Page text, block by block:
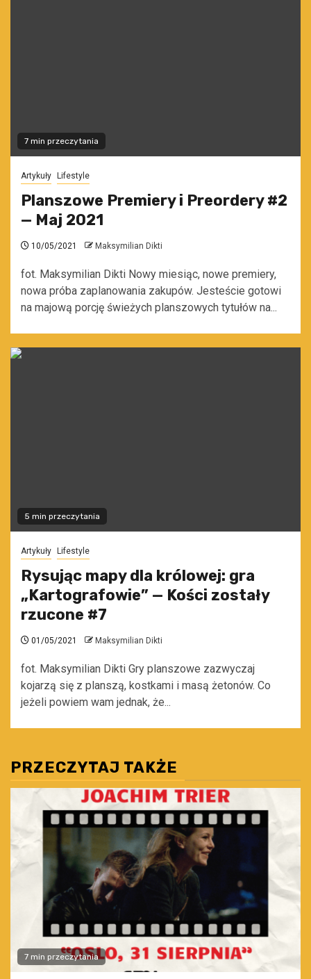
7 min przeczytania
Artykuły Lifestyle
Planszowe Premiery i Preordery #2
— Maj 2021
10/05/2021 Maksymilian Dikti
fot. Maksymilian Dikti Nowy miesiąc, nowe premiery,
nowa próba zaplanowania zakupów. Jesteście gotowi
na majową porcję świeżych planszowych tytułów na...
5 min przeczytania
Artykuły Lifestyle
Rysując mapy dla królowej: gra
„Kartografowie” — Kości zostały
rzucone #7
01/05/2021 Maksymilian Dikti
fot. Maksymilian Dikti Gry planszowe zazwyczaj
kojarzą się z planszą, kostkami i masą żetonów. Co
jeżeli powiem wam jednak, że...
PRZECZYTAJ TAKŻE
7 min przeczytania